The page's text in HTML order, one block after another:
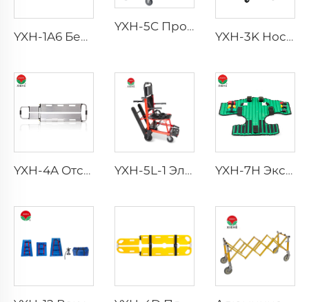
YXH-1A6 Безопасные колесные носилки для скорой помощи
YXH-5C Профессиональное неотложное кресло на четырех колесах
YXH-3K Носилки для перевозки больных до 250 кг, складные, алюминиевые
YXH-4A Отсоединяемые Алюминиевые Больничные Ковшевые Носилки YXH-5L-1 Электрическое кресло-каталка для больных с церебральным параличом YXH-7H Экстренное Вызвание Устройства